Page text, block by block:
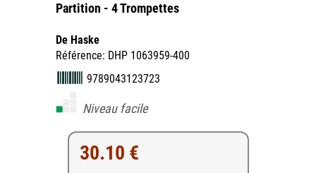
Partition - 4 Trompettes
De Haske
Référence: DHP 1063959-400
9789043123723
Niveau facile
30.10 €